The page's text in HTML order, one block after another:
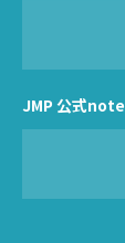
JMP 公式note